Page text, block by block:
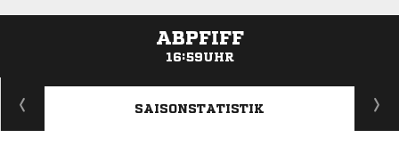
ABPFIFF
16:59UHR
ANZEIGE
SAISONSTATISTIK